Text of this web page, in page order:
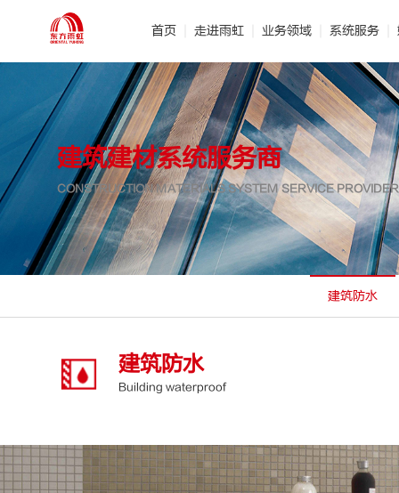
首页 走进雨虹
· 公司介绍 · 管理团队 ·
业务领域
· 建筑防水 · 节
系统服务
· 产品研发
建筑建材系统服务商
CONSTRUCTION MATERIALS SYSTEM SERVICE PROVIDER
建筑防水
建筑防水
Building waterproof